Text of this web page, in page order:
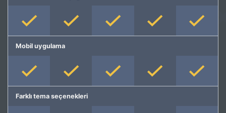
Mobil uygulama
Farklı tema seçenekleri